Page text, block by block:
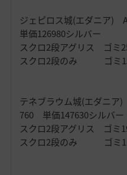
ジェピロス城(エダニア)
単価126980シルバー
スクロ2段アグリス ゴミ
スクロ2段のみ ゴミ
テネブラウム城(エダニ
760 単価147630シルバー
スクロ2段アグリス ゴミ
スクロ2段のみ ゴミ